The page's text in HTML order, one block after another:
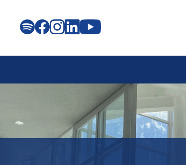
OUR
知る
LEARNING
学ぶ
LIFE
つながる
選ぶ